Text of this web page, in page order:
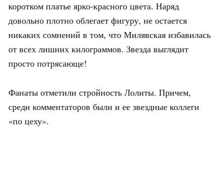
коротком платье ярко-красного цвета. Наряд
довольно плотно облегает фигуру, не остается
никаких сомнений в том, что Милявская избавилась
от всех лишних килограммов. Звезда выглядит
просто потрясающе!
Фанаты отметили стройность Лолиты. Причем,
среди комментаторов были и ее звездные коллеги
«по цеху».